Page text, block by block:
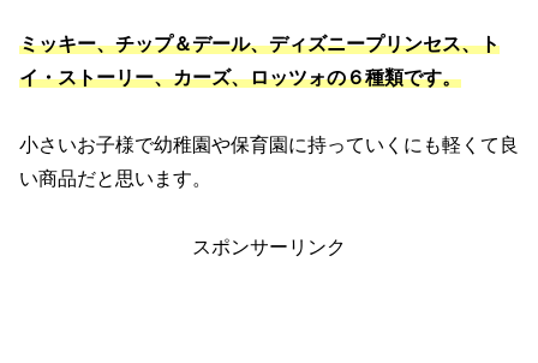
ミッキー、チップ＆デール、ディズニープリンセス、ト
イ・ストーリー、カーズ、ロッツォの６種類です。
小さいお子様で幼稚園や保育園に持っていくにも軽くて良
い商品だと思います。
スポンサーリンク